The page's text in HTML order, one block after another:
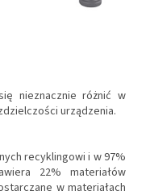
nieznacznie różnić w
urządzenia.
recyklingowi i w 97%
22% materiałów
w materiałach